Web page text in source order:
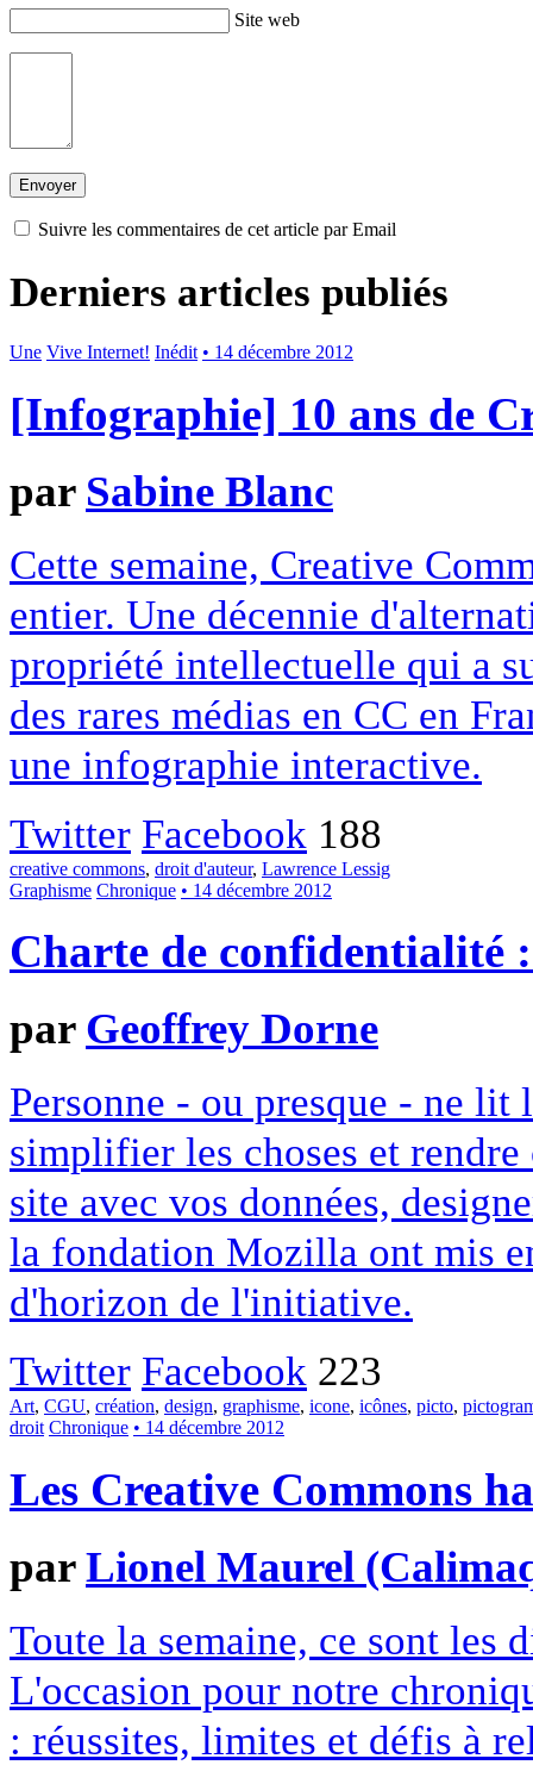
Site web
Suivre les commentaires de cet article par Email
Derniers articles publiés
Une Vive Internet! Inédit • 14 décembre 2012
[Infographie] 10 ans de
par Sabine Blanc
Cette semaine, Creative
entier. Une décennie
propriété intellectuelle qui a
des rares médias en CC en
une infographie interactive.
Twitter Facebook 188
creative commons, droit d'auteur, Lawrence Lessig
Graphisme Chronique • 14 décembre 2012
Charte de confidentialité
par Geoffrey Dorne
Personne - ou presque - ne
simplifier les choses et
site avec vos données,
la fondation Mozilla ont mis
d'horizon de l'initiative.
Twitter Facebook 223
Art, CGU, création, design, graphisme, icone, icônes, picto,
droit Chronique • 14 décembre 2012
Les Creative Commons
parLionel Maurel
Toute la semaine, ce sont les
L'occasion pour notre
: réussites, limites et défis à